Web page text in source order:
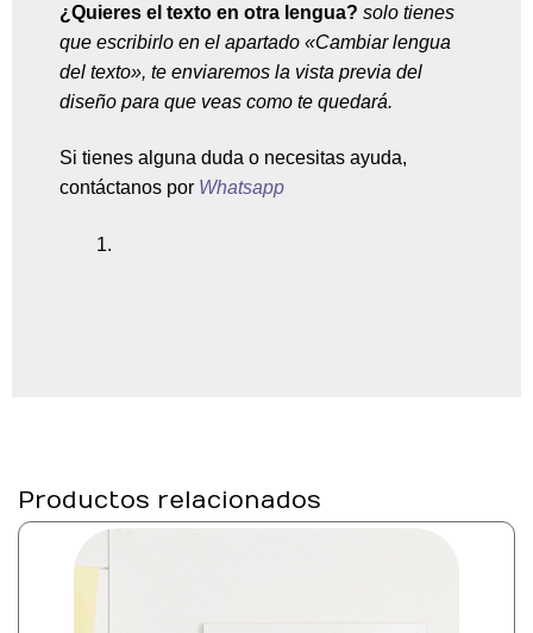
¿Quieres el texto en otra lengua? solo tienes
que escribirlo en el apartado «Cambiar lengua
del texto», te enviaremos la vista previa del
diseño para que veas como te quedará.
Si tienes alguna duda o necesitas ayuda,
contáctanos por Whatsapp
Productos relacionados